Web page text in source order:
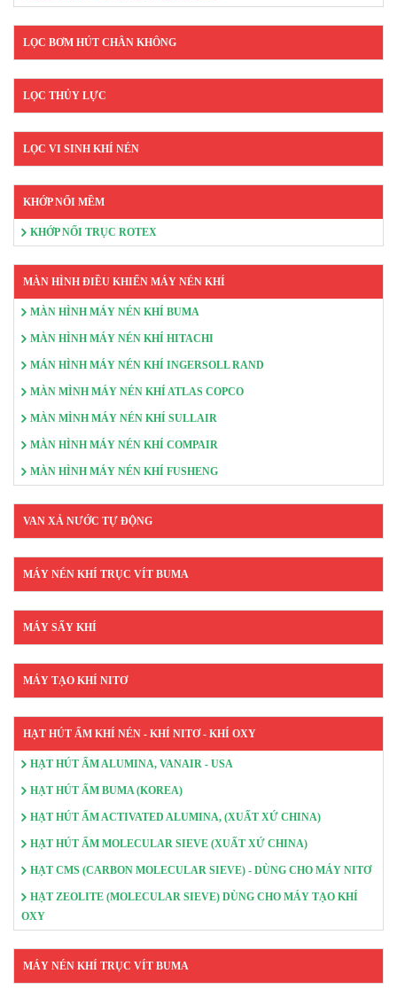
LỌC BƠM HÚT CHÂN KHÔNG
LỌC THỦY LỰC
LỌC VI SINH KHÍ NÉN
KHỚP NỐI MỀM
KHỚP NỐI TRỤC ROTEX
MÀN HÌNH ĐIỀU KHIỂN MÁY NÉN KHÍ
MÀN HÌNH MÁY NÉN KHÍ BUMA
MÀN HÌNH MÁY NÉN KHÍ HITACHI
MÁN HÌNH MÁY NÉN KHÍ INGERSOLL RAND
MÀN MÌNH MÁY NÉN KHÍ ATLAS COPCO
MÀN MÌNH MÁY NÉN KHÍ SULLAIR
MÀN HÌNH MÁY NÉN KHÍ COMPAIR
MÀN HÌNH MÁY NÉN KHÍ FUSHENG
VAN XẢ NƯỚC TỰ ĐỘNG
MÁY NÉN KHÍ TRỤC VÍT BUMA
MÁY SẤY KHÍ
MÁY TẠO KHÍ NITƠ
HẠT HÚT ẨM KHÍ NÉN - KHÍ NITƠ - KHÍ OXY
HẠT HÚT ẨM ALUMINA, VANAIR - USA
HẠT HÚT ẨM BUMA (KOREA)
HẠT HÚT ẨM ACTIVATED ALUMINA, (XUẤT XỨ CHINA)
HẠT HÚT ẨM MOLECULAR SIEVE (XUẤT XỨ CHINA)
HẠT CMS (CARBON MOLECULAR SIEVE) - DÙNG CHO MÁY NITƠ
HẠT ZEOLITE (MOLECULAR SIEVE) DÙNG CHO MÁY TẠO KHÍ
OXY
MÁY NÉN KHÍ TRỤC VÍT BUMA